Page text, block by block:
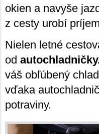
okien a navyše
z cesty urobí
Nielen letné
od
váš obľúbený
vďaka
potraviny.